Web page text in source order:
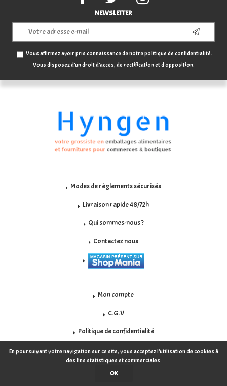
NEWSLETTER
Vous affirmez avoir pris connaissance de notre politique de confidentialité.
Vous disposez d'un droit d'accès, de rectification et d'opposition.
Modes de règlements sécurisés
Livraison rapide 48/72h
Qui sommes-nous ?
Contactez nous
Mon compte
C.G.V
Politique de confidentialité
Mentions légales
En poursuivant votre navigation sur ce site, vous acceptez l'utilisation de cookies à
des fins statistiques et commerciales.
OK